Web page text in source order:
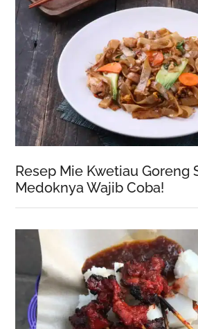
Resep Mie Kwetiau Goreng
Medoknya Wajib Coba!